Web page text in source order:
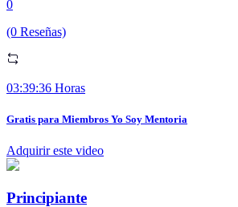
0
(0 Reseñas)
03:39:36 Horas
Gratis para Miembros Yo Soy Mentoria
Adquirir este video
Principiante